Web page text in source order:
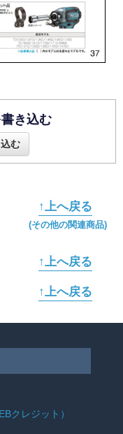
き込む
む
↑上へ戻る
(その他の関連商品)
↑上へ戻る
↑上へ戻る
クレジット）